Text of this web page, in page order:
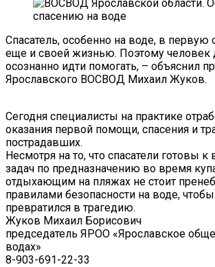
Спасатель, особенно на воде, в первую
еще и своей жизнью. Поэтому человек
осознанно идти помогать, – объяснил
Ярославского ВОСВОД Михаил Жуков.
Сегодня специалисты на практике
оказания первой помощи, спасения и
пострадавших.
Несмотря на то, что спасатели готовы
задач по предназначению во время
отдыхающим на пляжах не стоит
правилами безопасности на воде,
превратился в трагедию.
Жуков Михаил Борисович
председатель ЯРОО «Ярославское
водах»
8-903-691-22-33